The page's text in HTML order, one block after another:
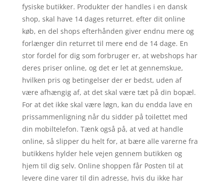
fysiske butikker. Produkter der handles i en dansk
shop, skal have 14 dages returret. efter dit online
køb, en del shops efterhånden giver endnu mere og
forlænger din returret til mere end de 14 dage. En
stor fordel for dig som forbruger er, at webshops har
deres priser online, og det er let at gennemskue,
hvilken pris og betingelser der er bedst, uden af
være afhængig af, at det skal være tæt på din bopæl.
For at det ikke skal være løgn, kan du endda lave en
prissammenligning når du sidder på toilettet med
din mobiltelefon. Tænk også på, at ved at handle
online, så slipper du helt for, at bære alle varerne fra
butikkens hylder hele vejen gennem butikken og
hjem til dig selv. Online shoppen får Posten til at
levere dine varer til din adresse, hvis du ikke har